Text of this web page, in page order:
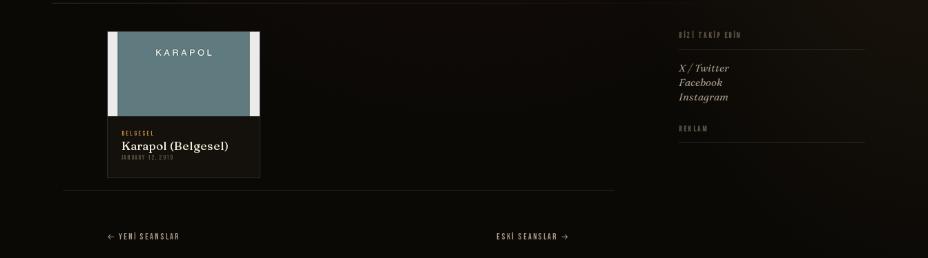
Belgesel
Karapol (Belgesel)
January 12, 2019
← Yeni Seanslar Eski Seanslar →
Bizi Takip Edin
X / Twitter
Facebook
Instagram
Reklam